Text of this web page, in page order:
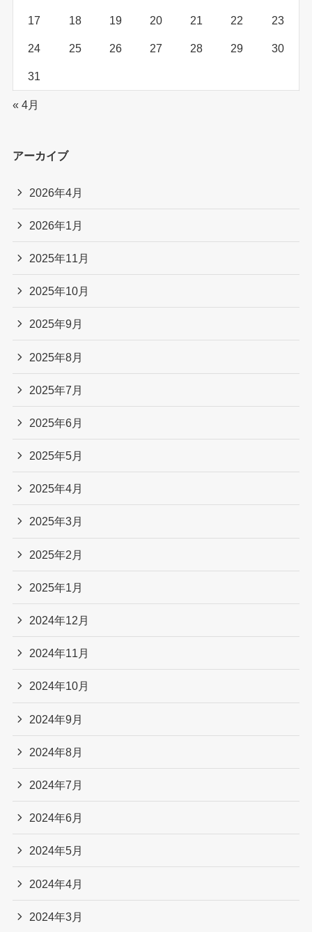
17 18 19 20 21 22 23
24 25 26 27 28 29 30
31
« 4月
アーカイブ
2026年4月
2026年1月
2025年11月
2025年10月
2025年9月
2025年8月
2025年7月
2025年6月
2025年5月
2025年4月
2025年3月
2025年2月
2025年1月
2024年12月
2024年11月
2024年10月
2024年9月
2024年8月
2024年7月
2024年6月
2024年5月
2024年4月
2024年3月